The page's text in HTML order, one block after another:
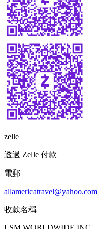
zelle
透過 Zelle 付款
電郵
allamericatravel@yahoo.com
收款名稱